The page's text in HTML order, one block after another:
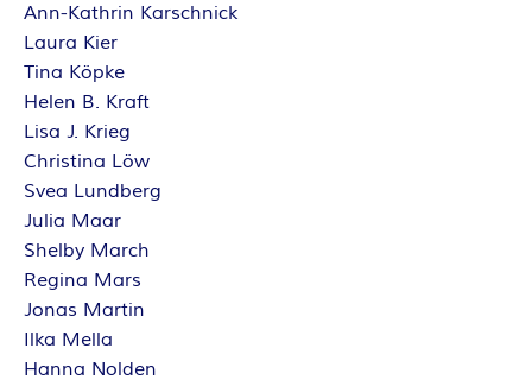
Ann-Kathrin Karschnick
Laura Kier
Tina Köpke
Helen B. Kraft
Lisa J. Krieg
Christina Löw
Svea Lundberg
Julia Maar
Shelby March
Regina Mars
Jonas Martin
Ilka Mella
Hanna Nolden